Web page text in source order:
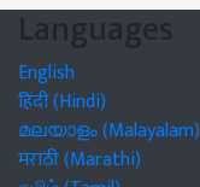
Languages
English
हिंदी (Hindi)
മലയാളം (Malayalam)
मराठी (Marathi)